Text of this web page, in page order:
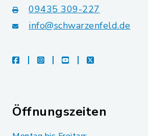
09435 309-227
info@schwarzenfeld.de
facebookinstagramyoutubeX
Öffnungszeiten